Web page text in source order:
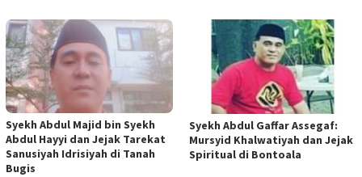
Syekh Abdul Majid bin Syekh
Abdul Hayyi dan Jejak Tarekat
Sanusiyah Idrisiyah di Tanah
Bugis
Syekh Abdul Gaffar Assegaf:
Mursyid Khalwatiyah dan Jejak
Spiritual di Bontoala